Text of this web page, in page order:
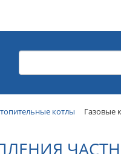
котлы Газовые